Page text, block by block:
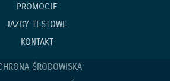
PROMOCJE
JAZDY TESTOWE
KONTAKT
ŚRODOWISKA